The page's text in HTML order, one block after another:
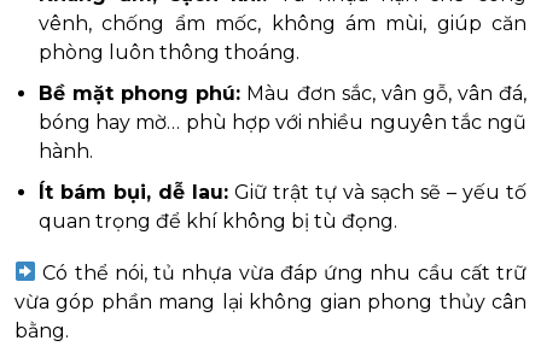
vênh, chống ẩm mốc, không ám mùi, giúp căn
phòng luôn thông thoáng.
Bề mặt phong phú: Màu đơn sắc, vân gỗ, vân đá,
bóng hay mờ… phù hợp với nhiều nguyên tắc ngũ
hành.
Ít bám bụi, dễ lau: Giữ trật tự và sạch sẽ – yếu tố
quan trọng để khí không bị tù đọng.
Có thể nói, tủ nhựa vừa đáp ứng nhu cầu cất trữ
vừa góp phần mang lại không gian phong thủy cân
bằng.